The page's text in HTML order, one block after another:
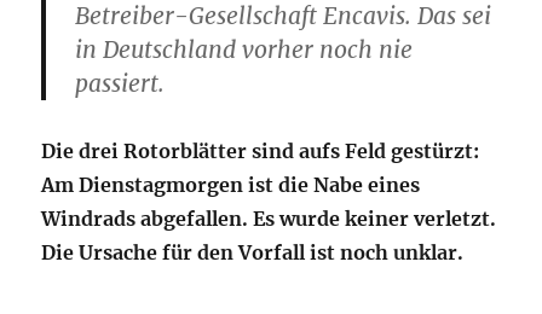
Betreiber-Gesellschaft Encavis. Das sei
in Deutschland vorher noch nie
passiert.
Die drei Rotorblätter sind aufs Feld gestürzt:
Am Dienstagmorgen ist die Nabe eines
Windrads abgefallen. Es wurde keiner verletzt.
Die Ursache für den Vorfall ist noch unklar.